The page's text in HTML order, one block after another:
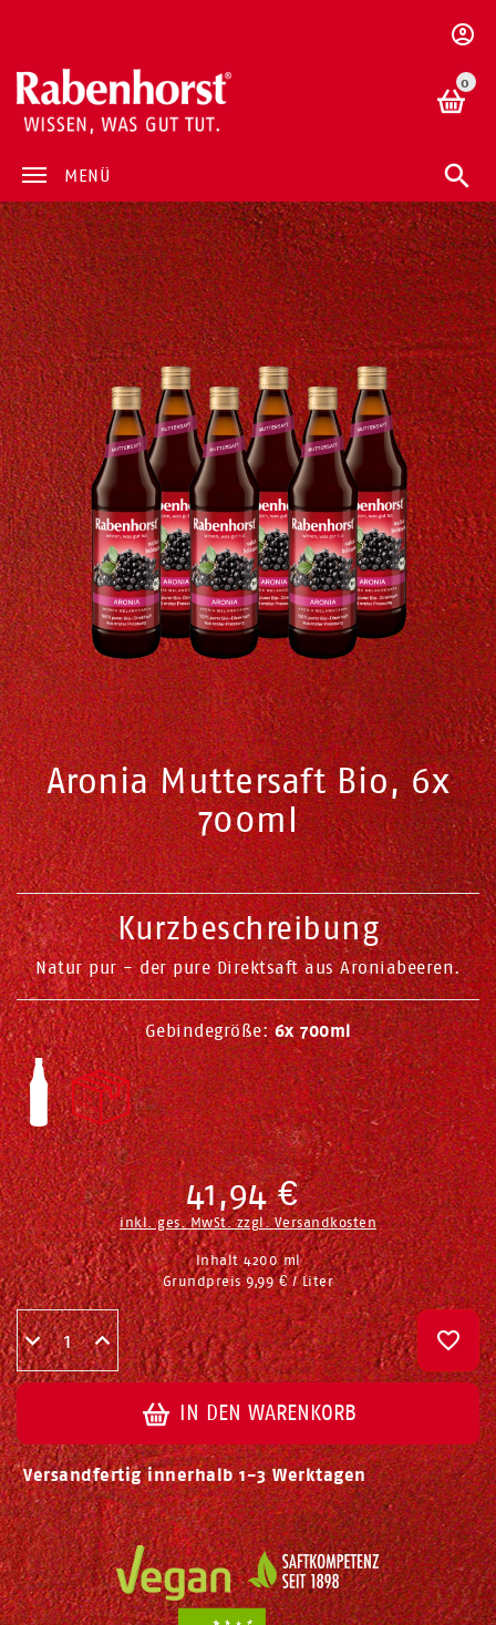
0
MENÜ
Aronia Muttersaft Bio, 6x
700ml
Kurzbeschreibung
Natur pur - der pure Direktsaft aus Aroniabeeren.
Gebindegröße: 6x 700ml
41,94 €
inkl. ges. MwSt. zzgl.Versandkosten
Inhalt4200ml
Grundpreis9,99 € / Liter
IN DEN WARENKORB
Versandfertig innerhalb 1-3 Werktagen